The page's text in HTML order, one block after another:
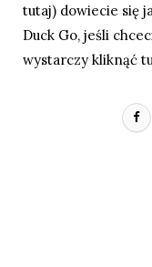
tutaj) dowiecie się
Duck Go, jeśli
wystarczy kliknąć tu